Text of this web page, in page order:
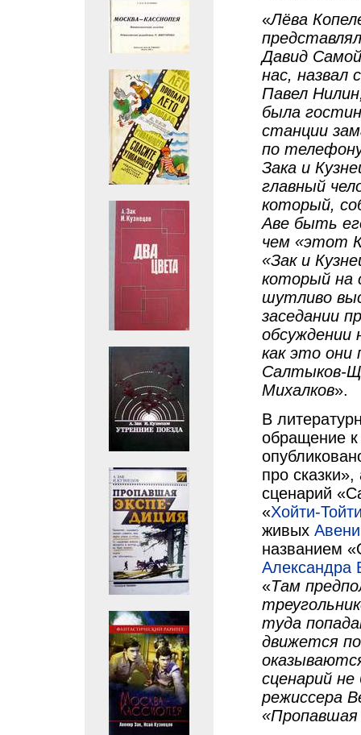
«Лёва
Давид
нас, назвал
Павел
была
станции
по
Зака и
главный
который,
Аве быть
чем «этот
«Зак и
который на
шутливо
заседании
обсуждении
как это они
Салтыков-
Михалков».
В
обращение
про
сценарий
«Хойти-
живых
названием
Александра
«Там
туда
движется
сценарий
режиссера
«Пропавшая